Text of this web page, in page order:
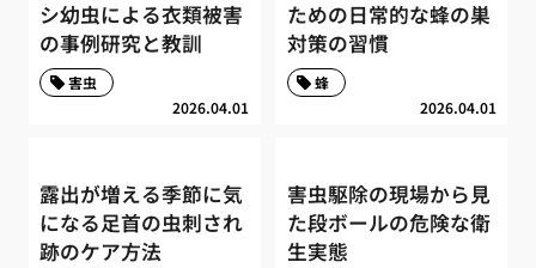
シ幼虫による衣類被害
の事例研究と教訓
2026.04.01
害虫
ための日常的な蜂の巣
対策の習慣
2026.04.01
蜂
露出が増える季節に気
になる足首の虫刺され
跡のケア方法
害虫駆除の現場から見
た段ボールの危険な衛
生実態